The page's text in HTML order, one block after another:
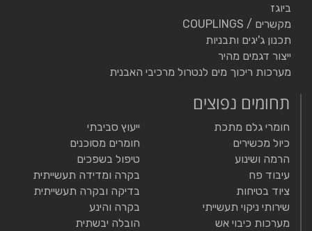
ביוגז
מקשרים / COUPLINGS
תכנון ג'יגים ותבניות
ייצור דגמים מהיר
מערכות ריכוך מים לנטרול מרכיבי האבנית
תחומים נפוצים
חומרי גלם מתכת
כיול מכשירים
הרמה ושינוע
עיבוד פח
ציוד בטיחות
שירותי ניקוי תעשייתי
מערכות כיבוי אש
ייעוץ סביבתי
חומרים מסוכנים
טיפול בשפכים
בקרה ומדידה תעשייתית
בדיקה ובקרה תעשייתית
בקרה והינע
הובלה יבשתית